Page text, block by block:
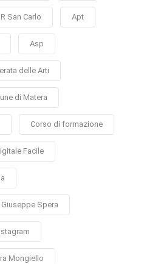
San Carlo Apt
Asp
delle Arti
di Matera
Corso di formazione
Facile
Giuseppe Spera
Mongiello